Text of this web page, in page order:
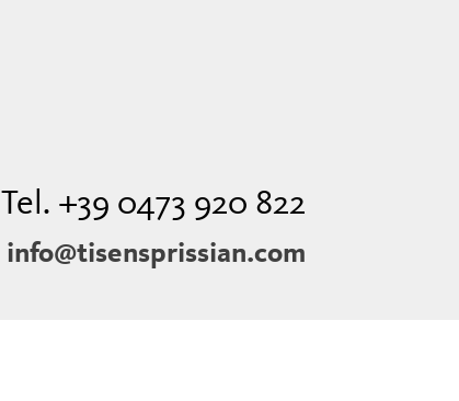
Tel. +39 0473 920 822
info@tisensprissian.com